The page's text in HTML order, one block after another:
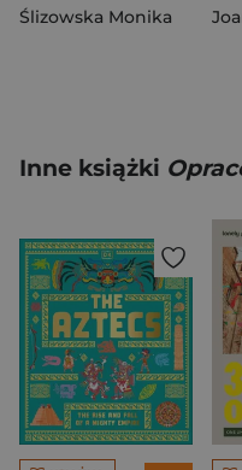
Ślizowska Monika
Inne książki